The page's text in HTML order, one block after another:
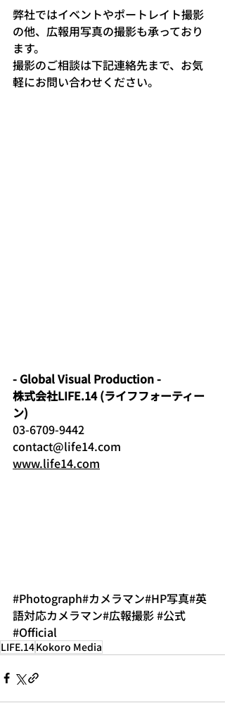
弊社ではイベントやポートレイト撮影
の他、広報用写真の撮影も承っており
ます。
撮影のご相談は下記連絡先まで、お気
軽にお問い合わせください。
- Global Visual Production -
株式会社LIFE.14 (ライフフォーティー
ン)
03-6709-9442
contact@life14.com
www.life14.com
#Photograph#カメラマン#HP写真#英
語対応カメラマン#広報撮影#公式
#Official
LIFE.14Kokoro Media